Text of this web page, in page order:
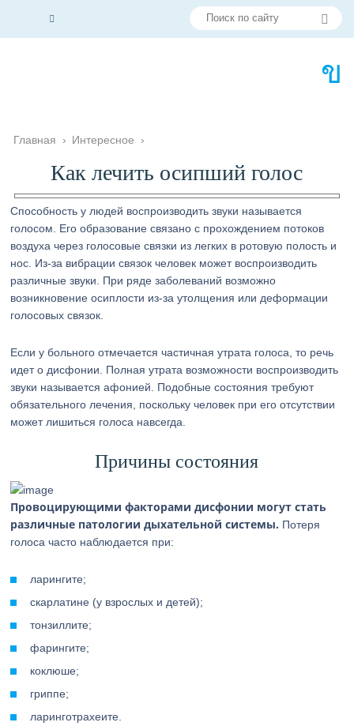
Главная › Интересное ›
Как лечить осипший голос
Способность у людей воспроизводить звуки называется
голосом. Его образование связано с прохождением потоков
воздуха через голосовые связки из легких в ротовую полость и
нос. Из-за вибрации связок человек может воспроизводить
различные звуки. При ряде заболеваний возможно
возникновение осиплости из-за утолщения или деформации
голосовых связок.
Если у больного отмечается частичная утрата голоса, то речь
идет о дисфонии. Полная утрата возможности воспроизводить
звуки называется афонией. Подобные состояния требуют
обязательного лечения, поскольку человек при его отсутствии
может лишиться голоса навсегда.
Причины состояния
Провоцирующими факторами дисфонии могут стать
различные патологии дыхательной системы. Потеря
голоса часто наблюдается при:
ларингите;
скарлатине (у взрослых и детей);
тонзиллите;
фарингите;
коклюше;
гриппе;
ларинготрахеите.